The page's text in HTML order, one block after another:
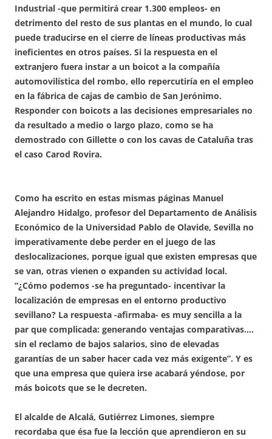
Industrial -que permitirá crear 1.300 empleos- en
detrimento del resto de sus plantas en el mundo, lo cual
puede traducirse en el cierre de líneas productivas más
ineficientes en otros países. Si la respuesta en el
extranjero fuera instar a un boicot a la compañía
automovilística del rombo, ello repercutiría en el empleo
en la fábrica de cajas de cambio de San Jerónimo.
Responder con boicots a las decisiones empresariales no
da resultado a medio o largo plazo, como se ha
demostrado con Gillette o con los cavas de Cataluña tras
el caso Carod Rovira.
Como ha escrito en estas mismas páginas Manuel
Alejandro Hidalgo, profesor del Departamento de Análisis
Económico de la Universidad Pablo de Olavide, Sevilla no
imperativamente debe perder en el juego de las
deslocalizaciones, porque igual que existen empresas que
se van, otras vienen o expanden su actividad local.
“¿Cómo podemos -se ha preguntado- incentivar la
localización de empresas en el entorno productivo
sevillano? La respuesta -afirmaba- es muy sencilla a la
par que complicada: generando ventajas comparativas….
sin el reclamo de bajos salarios, sino de elevadas
garantías de un saber hacer cada vez más exigente”. Y es
que una empresa que quiera irse acabará yéndose, por
más boicots que se le decreten.
El alcalde de Alcalá, Gutiérrez Limones, siempre
recordaba que ésa fue la lección que aprendieron en su